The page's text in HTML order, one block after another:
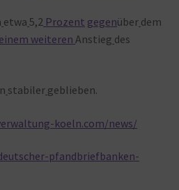
etwa 5,2 Prozent gegenüber dem
einem weiteren Anstieg des
stabiler geblieben.
koeln.com/news/
pfandbriefbanken-